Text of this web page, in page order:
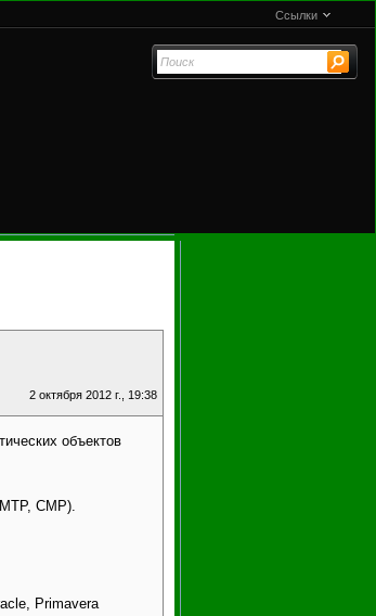
Ссылки
2 октября 2012 г., 19:38
объектов
МТР, СМР).
Primavera